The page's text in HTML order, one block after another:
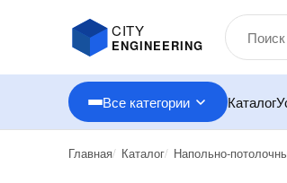
CITY
ENGINEERING
Все категории Каталог
Главная Каталог Напольно-